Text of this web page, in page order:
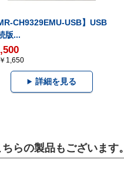
MR-CH9329EMU-USB】USB
版...
1,650
詳細を見る
らの製品もございます。